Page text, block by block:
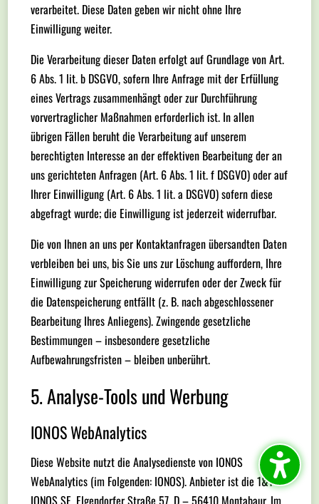
verarbeitet. Diese Daten geben wir nicht ohne Ihre
Einwilligung weiter.
Die Verarbeitung dieser Daten erfolgt auf Grundlage von Art.
6 Abs. 1 lit. b DSGVO, sofern Ihre Anfrage mit der Erfüllung
eines Vertrags zusammenhängt oder zur Durchführung
vorvertraglicher Maßnahmen erforderlich ist. In allen
übrigen Fällen beruht die Verarbeitung auf unserem
berechtigten Interesse an der effektiven Bearbeitung der an
uns gerichteten Anfragen (Art. 6 Abs. 1 lit. f DSGVO) oder auf
Ihrer Einwilligung (Art. 6 Abs. 1 lit. a DSGVO) sofern diese
abgefragt wurde; die Einwilligung ist jederzeit widerrufbar.
Die von Ihnen an uns per Kontaktanfragen übersandten Daten
verbleiben bei uns, bis Sie uns zur Löschung auffordern, Ihre
Einwilligung zur Speicherung widerrufen oder der Zweck für
die Datenspeicherung entfällt (z. B. nach abgeschlossener
Bearbeitung Ihres Anliegens). Zwingende gesetzliche
Bestimmungen – insbesondere gesetzliche
Aufbewahrungsfristen – bleiben unberührt.
5. Analyse-Tools und Werbung
IONOS WebAnalytics
Diese Website nutzt die Analysedienste von IONOS
WebAnalytics (im Folgenden: IONOS). Anbieter ist die 1&1